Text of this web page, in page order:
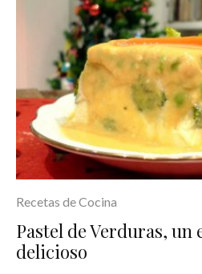
Recetas de Cocina
Pastel de Verduras, un
delicioso